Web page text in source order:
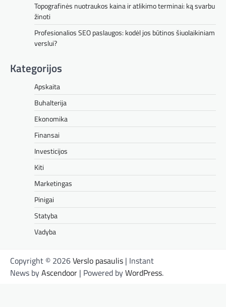
Topografinės nuotraukos kaina ir atlikimo terminai: ką svarbu
žinoti
Profesionalios SEO paslaugos: kodėl jos būtinos šiuolaikiniam
verslui?
Kategorijos
Apskaita
Buhalterija
Ekonomika
Finansai
Investicijos
Kiti
Marketingas
Pinigai
Statyba
Vadyba
Copyright © 2026Verslo pasaulis | Instant
News byAscendoor | Powered byWordPress.